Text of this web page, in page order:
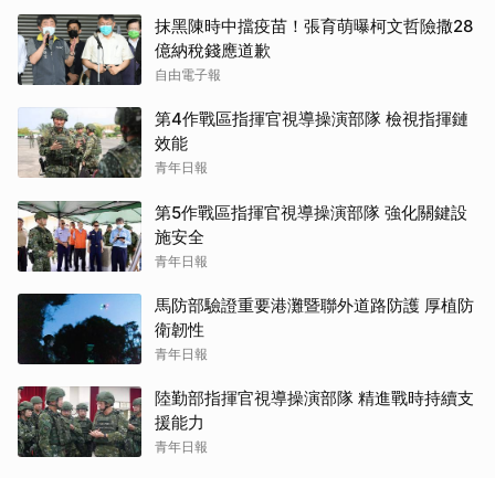
抹黑陳時中擋疫苗！張育萌曝柯文哲險撒28
億納稅錢應道歉
自由電子報
第4作戰區指揮官視導操演部隊 檢視指揮鏈
效能
青年日報
第5作戰區指揮官視導操演部隊 強化關鍵設
施安全
青年日報
馬防部驗證重要港灘暨聯外道路防護 厚植防
衛韌性
青年日報
陸勤部指揮官視導操演部隊 精進戰時持續支
援能力
青年日報